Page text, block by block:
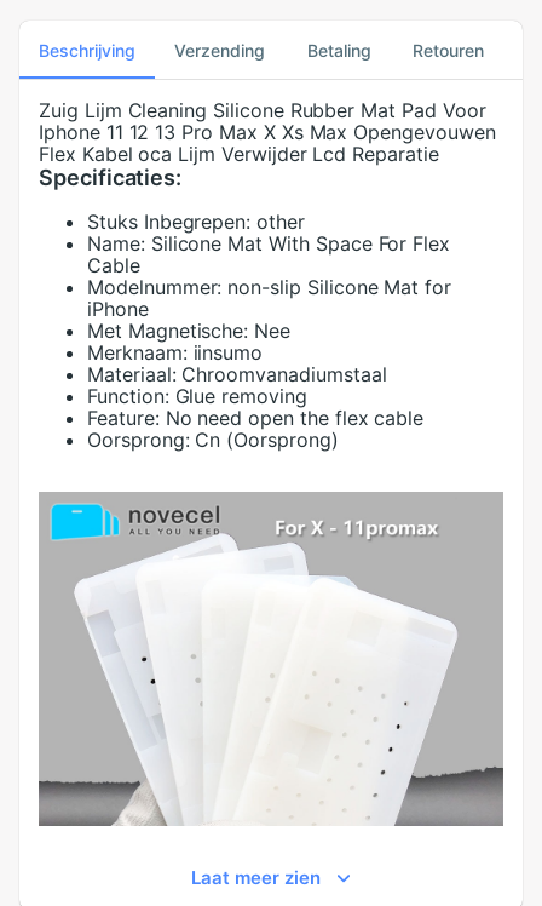
Beschrijving Verzending Betaling Retouren
Zuig Lijm Cleaning Silicone Rubber Mat Pad Voor
Iphone 11 12 13 Pro Max X Xs Max Opengevouwen
Flex Kabel oca Lijm Verwijder Lcd Reparatie
Specificaties:
Stuks Inbegrepen: other
Name: Silicone Mat With Space For Flex
Cable
Modelnummer: non-slip Silicone Mat for
iPhone
Met Magnetische: Nee
Merknaam: iinsumo
Materiaal: Chroomvanadiumstaal
Function: Glue removing
Feature: No need open the flex cable
Oorsprong: Cn (Oorsprong)
Laat meer zien